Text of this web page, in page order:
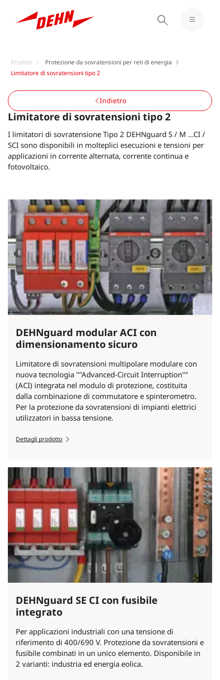
Prodotti
Protezione da sovratensioni per reti di energia
Limitatore di sovratensioni tipo 2
Limitatore di sovratensioni tipo 2
I limitatori di sovratensione Tipo 2 DEHNguard S / M ...CI /
SCI sono disponibili in molteplici esecuzioni e tensioni per
applicazioni in corrente alternata, corrente continua e
fotovoltaico.
Indietro
DEHNguard modular ACI con
dimensionamento sicuro
Limitatore di sovratensioni multipolare modulare con
nuova tecnologia ""Advanced-Circuit Interruption""
(ACI) integrata nel modulo di protezione, costituita
dalla combinazione di commutatore e spinterometro.
Per la protezione da sovratensioni di impianti elettrici
utilizzatori in bassa tensione.
Dettagli prodotto
DEHNguard SE CI con fusibile
integrato
Per applicazioni industriali con una tensione di
riferimento di 400/690 V. Protezione da sovratensioni e
fusibile combinati in un unico elemento. Disponibile in
2 varianti: industria ed energia eolica.